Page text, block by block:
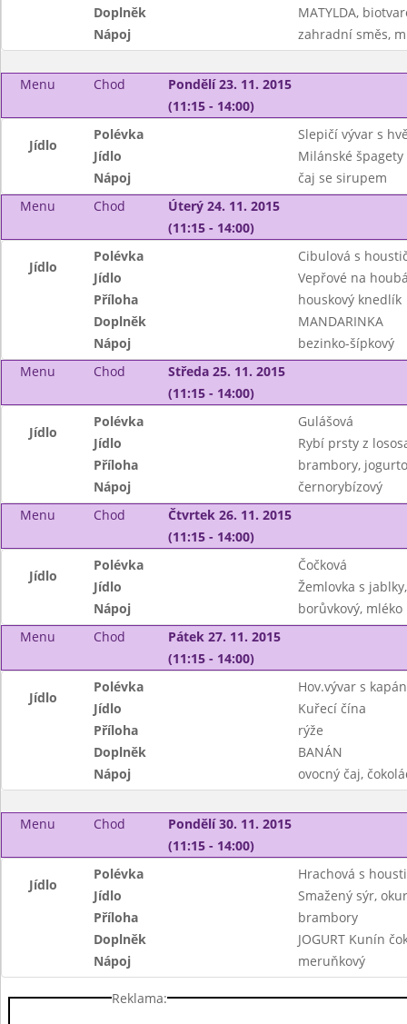
Doplněk
MATYLDA,
Nápoj
zahradní směs,
Menu Chod
Pondělí 23. 11. 2015
(11:15 - 14:00)
Jídlo
Polévka
Slepičí vývar s
Jídlo
Milánské
Nápoj
čaj se sirupem
Menu
Chod
Úterý 24. 11. 2015
(11:15 - 14:00)
Jídlo
Polévka
Cibulová s
Jídlo
Vepřové na
Příloha
houskový knedlík
Doplněk
MANDARINKA
Nápoj
bezinko-šípkový
Menu
Chod
Středa 25. 11. 2015
(11:15 - 14:00)
Jídlo
Polévka
Gulášová
Jídlo
Rybí prsty z
Příloha
brambory,
Nápoj
černorybízový
Menu
Chod
Čtvrtek 26. 11. 2015
(11:15 - 14:00)
Jídlo
Polévka
Čočková
Jídlo
Žemlovka s
Nápoj
borůvkový, mléko
Menu
Chod
Pátek 27. 11. 2015
(11:15 - 14:00)
Jídlo
Polévka
Hov.vývar s
Jídlo
Kuřecí čína
Příloha
rýže
Doplněk
BANÁN
Nápoj
ovocný čaj,
Menu Chod
Pondělí 30. 11. 2015
(11:15 - 14:00)
Jídlo
Polévka
Hrachová s
Jídlo
Smažený sýr,
Příloha
brambory
Doplněk
JOGURT Kunín
Nápoj
meruňkový
Reklama: